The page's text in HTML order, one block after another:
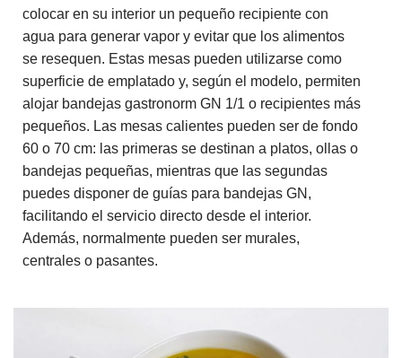
colocar en su interior un pequeño recipiente con
agua para generar vapor y evitar que los alimentos
se resequen. Estas mesas pueden utilizarse como
superficie de emplatado y, según el modelo, permiten
alojar bandejas gastronorm GN 1/1 o recipientes más
pequeños. Las mesas calientes pueden ser de fondo
60 o 70 cm: las primeras se destinan a platos, ollas o
bandejas pequeñas, mientras que las segundas
puedes disponer de guías para bandejas GN,
facilitando el servicio directo desde el interior.
Además, normalmente pueden ser murales,
centrales o pasantes.